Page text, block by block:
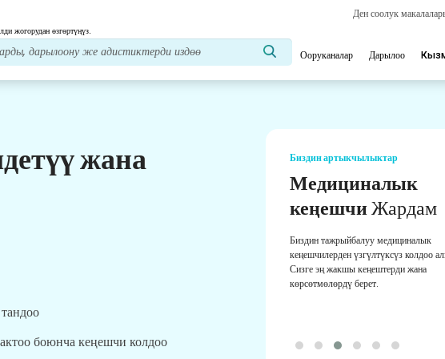
Ден соолук
жогорудан өзгөртүңүз.
Ооруканалар Дарылоо
жана
боюнча кеңешчи колдоо
Биздин артыкчылыктар
Медициналык
кеңешчиЖардам
Биздин тажрыйбалуу медициналык
кеңешчилерден үзгүлтүксүз колдоо
Сизге эң жакшы кеңештерди жана
көрсөтмөлөрдү берет.